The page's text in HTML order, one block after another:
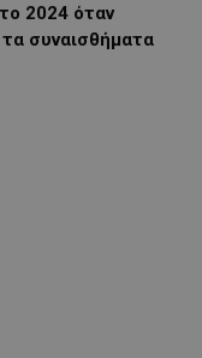
2024 όταν
συναισθήματα